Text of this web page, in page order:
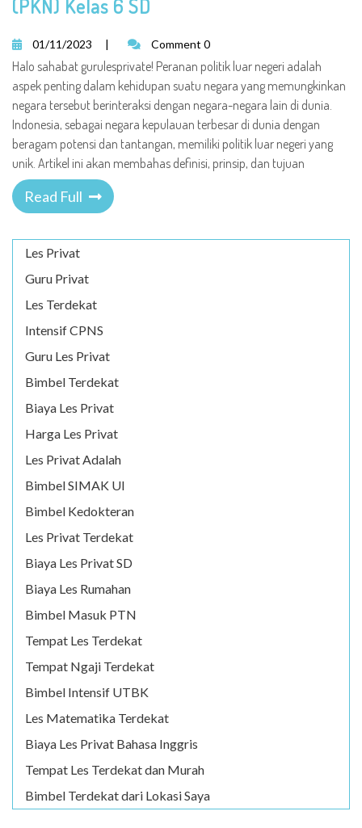
(PKN) Kelas 6 SD
01/11/2023 | Comment 0
Halo sahabat gurulesprivate! Peranan politik luar negeri adalah
aspek penting dalam kehidupan suatu negara yang memungkinkan
negara tersebut berinteraksi dengan negara-negara lain di dunia.
Indonesia, sebagai negara kepulauan terbesar di dunia dengan
beragam potensi dan tantangan, memiliki politik luar negeri yang
unik. Artikel ini akan membahas definisi, prinsip, dan tujuan
Read Full
Les Privat
Guru Privat
Les Terdekat
Intensif CPNS
Guru Les Privat
Bimbel Terdekat
Biaya Les Privat
Harga Les Privat
Les Privat Adalah
Bimbel SIMAK UI
Bimbel Kedokteran
Les Privat Terdekat
Biaya Les Privat SD
Biaya Les Rumahan
Bimbel Masuk PTN
Tempat Les Terdekat
Tempat Ngaji Terdekat
Bimbel Intensif UTBK
Les Matematika Terdekat
Biaya Les Privat Bahasa Inggris
Tempat Les Terdekat dan Murah
Bimbel Terdekat dari Lokasi Saya